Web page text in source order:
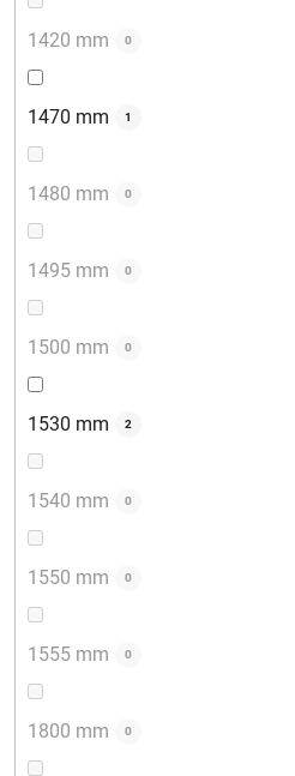
1420 mm 0
1470 mm 1
1480 mm 0
1495 mm 0
1500 mm 0
1530 mm 2
1540 mm 0
1550 mm 0
1555 mm 0
1800 mm 0